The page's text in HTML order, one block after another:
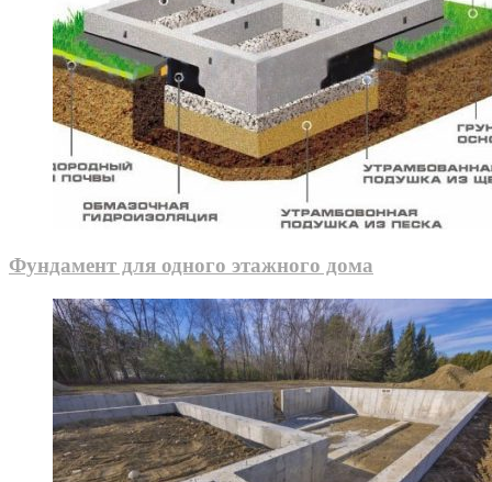
Фундамент для одного этажного дома